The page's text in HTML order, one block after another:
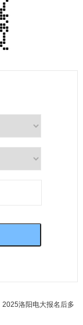
2025洛阳电大报名后多